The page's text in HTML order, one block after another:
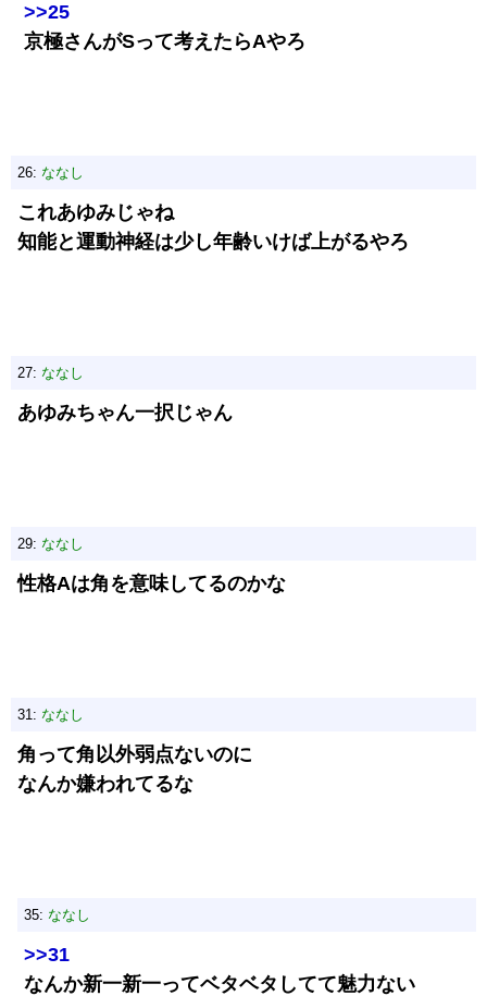
>>25
京極さんがSって考えたらAやろ
26: ななし
これあゆみじゃね
知能と運動神経は少し年齢いけば上がるやろ
27: ななし
あゆみちゃん一択じゃん
29: ななし
性格Aは角を意味してるのかな
31: ななし
角って角以外弱点ないのに
なんか嫌われてるな
35: ななし
>>31
なんか新一新一ってベタベタしてて魅力ない